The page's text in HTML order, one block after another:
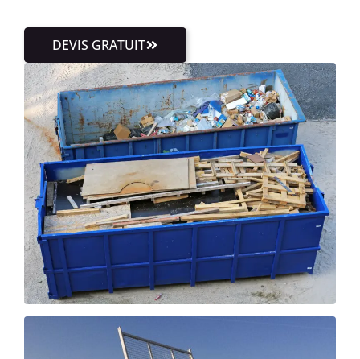
DEVIS GRATUIT